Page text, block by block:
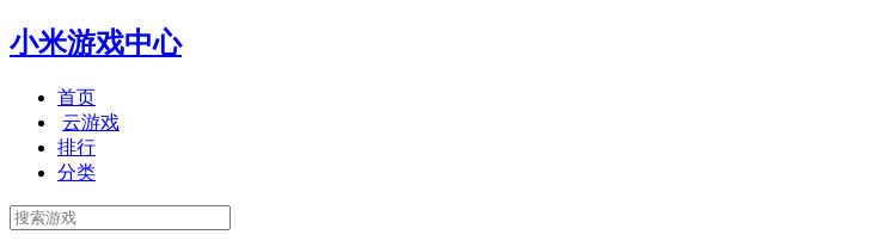
小米游戏中心
首页
云游戏
排行
分类